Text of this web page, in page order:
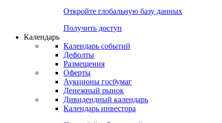
Откройте глобальную базу данных
Получить доступ
Календарь
Календарь событий
Дефолты
Размещения
Оферты
Аукционы госбумаг
Денежный рынок
Дивидендный календарь
Календарь инвестора